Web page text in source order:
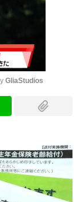
GliaStudios